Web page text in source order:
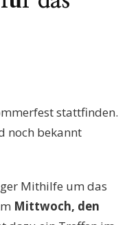
stattfinden.
noch bekannt
Mithilfe um das
Mittwoch, den